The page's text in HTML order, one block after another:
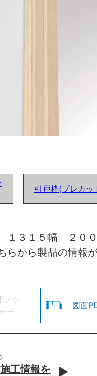
引戸枠(プレカッ
３１５幅 ２０
から製品の情報
テク
ー
図面
工情報を